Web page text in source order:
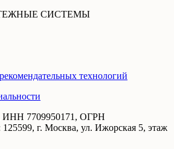
СИСТЕМЫ
технологий
7709950171, ОГРН
125599, г. Москва, ул. Ижорская 5, этаж